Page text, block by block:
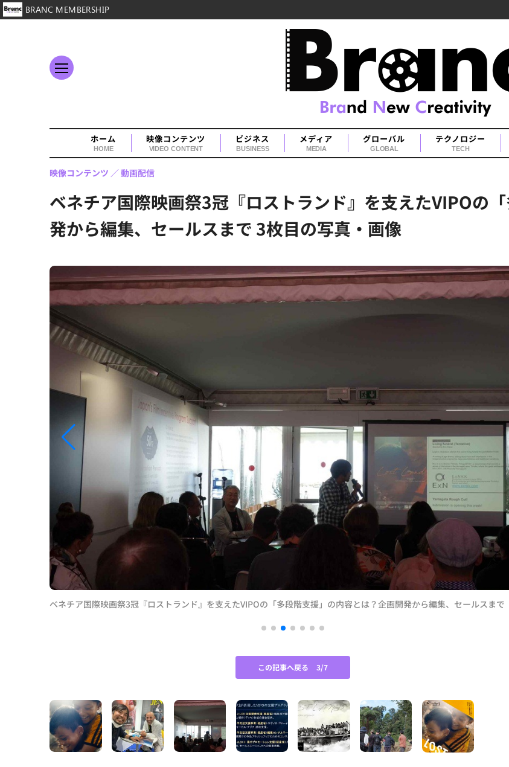
ホーム
HOME
映像コンテンツ
VIDEO CONTENT
ビジネス
BUSINESS
メディア
MEDIA
グローバル
GLOBAL
テクノロジー
TECH
ベネチア国際映画祭3冠『ロストランド』を支えたVIPOの
発から編集、セールスまで 3枚目の写真・画像
映像コンテンツ 動画配信
ベネチア国際映画祭3冠『ロストランド』を支えたVIPOの「多段階支援」の内容とは？企画開発から編集、セールスまで
この記事へ戻る 3/7
BRANC MEMBERSHIP